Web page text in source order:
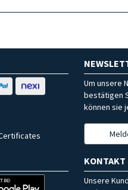
Um unsere
bestätigen
können sie
KONTAKT
Unsere